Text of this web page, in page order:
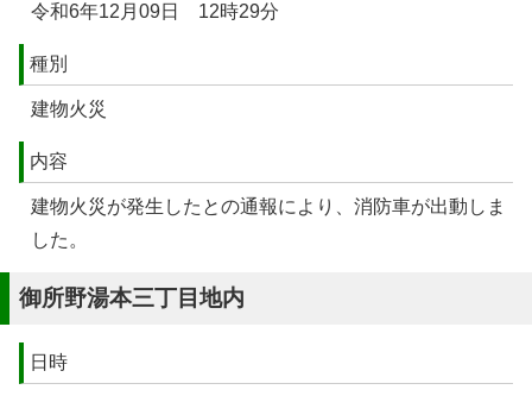
令和6年12月09日 12時29分
種別
建物火災
内容
建物火災が発生したとの通報により、消防車が出動しま
した。
御所野湯本三丁目地内
日時